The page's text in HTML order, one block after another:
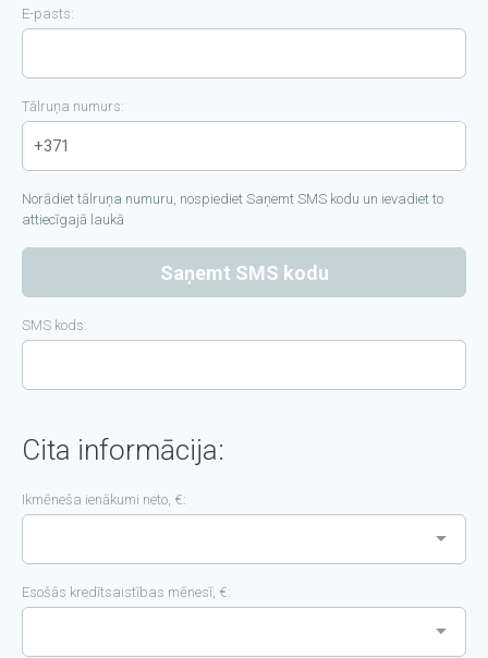
E-pasts:
Tālruņa numurs:
+371
Norādiet tālruņa numuru, nospiediet Saņemt SMS kodu un ievadiet to
attiecīgajā laukā
Saņemt SMS kodu
SMS kods:
Cita informācija:
Ikmēneša ienākumi neto, €:
Esošās kredītsaistības mēnesī, €: